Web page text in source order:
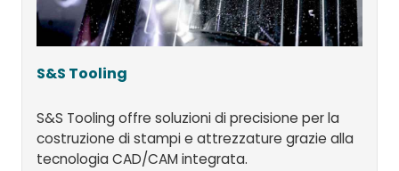
S&S Tooling
S&S Tooling offre soluzioni di precisione per la
costruzione di stampi e attrezzature grazie alla
tecnologia CAD/CAM integrata.